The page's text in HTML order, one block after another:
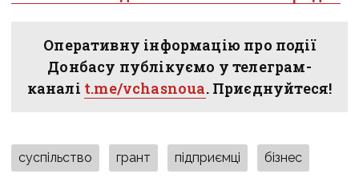
Оперативну інформацію про події
Донбасу публікуємо у телеграм-
каналі t.me/vchasnoua. Приєднуйтеся!
суспільство грант підприємці бізнес